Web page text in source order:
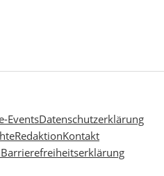
EventsDatenschutzerklärung
RedaktionKontakt
Barrierefreiheitserklärung